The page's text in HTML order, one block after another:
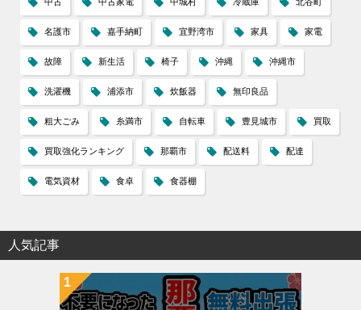
中古 中古家電 中城村 冷蔵庫 北谷町
名護市 嘉手納町 宜野湾市 家具 家電
故障 新生活 椅子 沖縄 沖縄市
洗濯機 浦添市 炊飯器 無印良品
粗大ごみ 糸満市 自転車 豊見城市 買取
買取強化ランキング 那覇市 配送料 配達
電気資材 食卓 食器棚
人気記事